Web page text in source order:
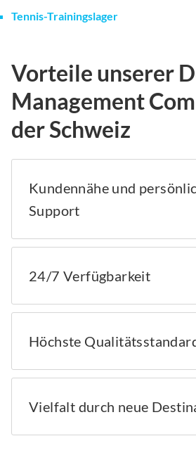
Tennis-Trainingslager
Vorteile unserer
Management
der Schweiz
Kundennähe und
Support
24/7 Verfügbarkeit
Höchste
Vielfalt durch neue